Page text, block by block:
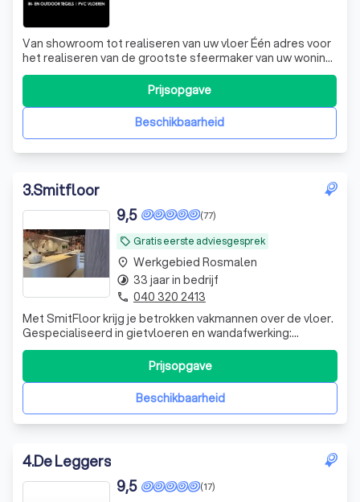
Van showroom tot realiseren van uw vloer Één adres voor
het realiseren van de grootste sfeermaker van uw woning;
de vloer en het tegelwerk. Onze totaaloplossing geeft u
Beschikbaarheid
Prijsopgave
3.Smitfloor
local_offer Gratis eerste adviesgesprek
(77)
9,5
Met SmitFloor krijg je betrokken vakmannen over de vloer.
Gespecialiseerd in gietvloeren en wandafwerking:
Lavasteen, PU, LiquidDesign en Beton-cire. Bezoek onze
showroom voor inspiratie en advies.
Beschikbaarheid
Prijsopgave
place Werkgebied Rosmalen
timelapse 33 jaar in bedrijf
phone 040 320 2413
4.De Leggers
(17)
9,5